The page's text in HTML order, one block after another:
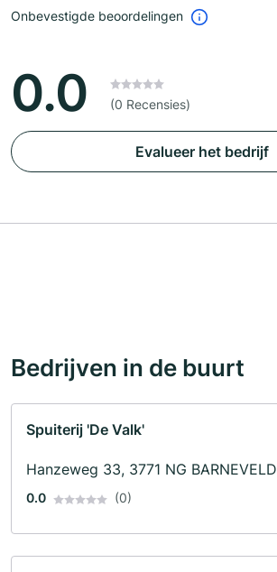
Onbevestigde beoordelingen
0.0 (0 Recensies)
Evalueer het bedrijf
Bedrijven in de buurt
Spuiterij 'De Valk'
Hanzeweg 33, 3771 NG BARNEVELD
0.0 (0)